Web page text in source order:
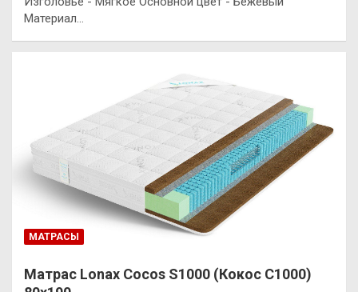
Материал…
МАТРАСЫ
Матрас Lonax Cocos S1000 (Кокос С1000)